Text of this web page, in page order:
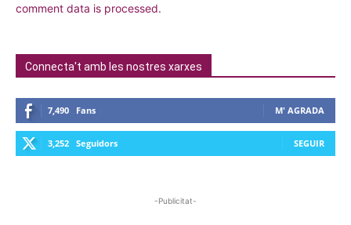
comment data is processed.
Connecta't amb les nostres xarxes
7,490 Fans M' AGRADA
3,252 Seguidors SEGUIR
-Publicitat-